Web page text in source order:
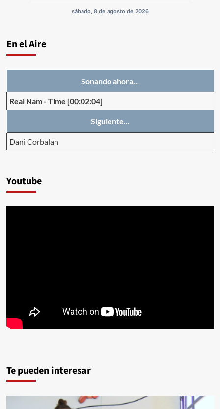
sábado, 8 de agosto de 2026
En el Aire
Sonando ahora...
Real Nam- Time [00:02:04]
Siguiente...
Dani Corbalan
Youtube
Te pueden interesar